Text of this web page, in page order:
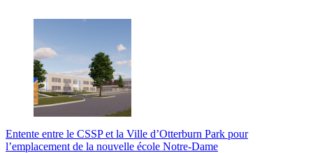
Entente entre le CSSP et la Ville d’Otterburn Park pour
l’emplacement de la nouvelle école Notre-Dame